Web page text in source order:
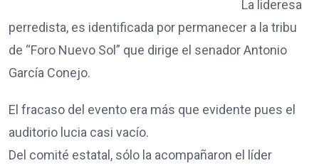
La lideresa
perredista, es identificada por permanecer a la tribu
de “Foro Nuevo Sol” que dirige el senador Antonio
García Conejo.
El fracaso del evento era más que evidente pues el
auditorio lucia casi vacío.
Del comité estatal, sólo la acompañaron el líder